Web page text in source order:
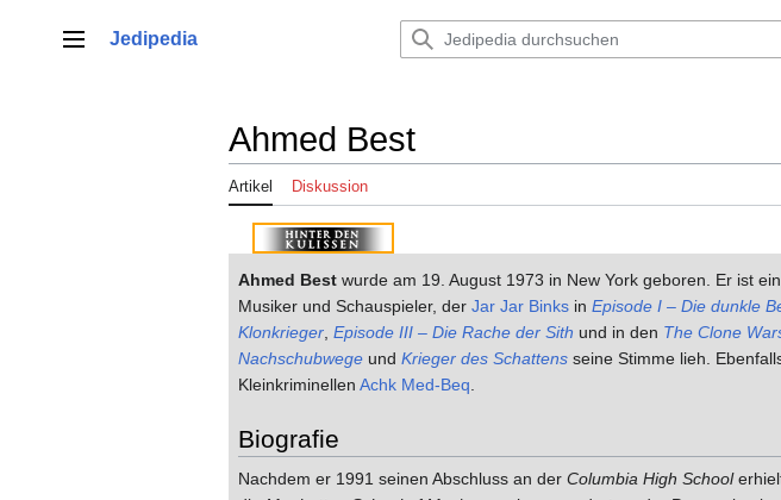
springenHauptmenü
Jedipedia
Ahmed Best
Artikel Diskussion
Ahmed Best wurde am 19. August 1973 in New York geboren. Er ist
Musiker und Schauspieler, der Jar Jar Binks in Episode I – Die dunkle
Klonkrieger Episode III – Die Rache der Sith und in den The Clone
Nachschubwege und Krieger des Schattens seine Stimme lieh.
Kleinkriminellen Achk Med-Beq
Biografie
Nachdem er 1991 seinen Abschluss an der Columbia High School